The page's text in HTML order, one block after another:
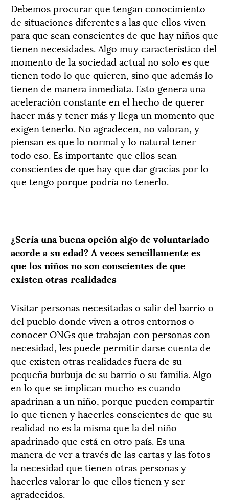
Debemos procurar que tengan conocimiento
de situaciones diferentes a las que ellos viven
para que sean conscientes de que hay niños que
tienen necesidades. Algo muy característico del
momento de la sociedad actual no solo es que
tienen todo lo que quieren, sino que además lo
tienen de manera inmediata. Esto genera una
aceleración constante en el hecho de querer
hacer más y tener más y llega un momento que
exigen tenerlo. No agradecen, no valoran, y
piensan es que lo normal y lo natural tener
todo eso. Es importante que ellos sean
conscientes de que hay que dar gracias por lo
que tengo porque podría no tenerlo.
¿Sería una buena opción algo de voluntariado
acorde a su edad? A veces sencillamente es
que los niños no son conscientes de que
existen otras realidades
Visitar personas necesitadas o salir del barrio o
del pueblo donde viven a otros entornos o
conocer ONGs que trabajan con personas con
necesidad, les puede permitir darse cuenta de
que existen otras realidades fuera de su
pequeña burbuja de su barrio o su familia. Algo
en lo que se implican mucho es cuando
apadrinan a un niño, porque pueden compartir
lo que tienen y hacerles conscientes de que su
realidad no es la misma que la del niño
apadrinado que está en otro país. Es una
manera de ver a través de las cartas y las fotos
la necesidad que tienen otras personas y
hacerles valorar lo que ellos tienen y ser
agradecidos.